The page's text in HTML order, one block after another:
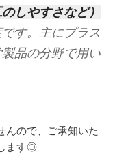
しやすさなど）
す。主にプラス
品の分野で用い
んので、ご承知いた
ます◎